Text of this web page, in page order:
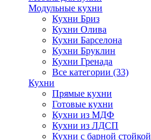
Модульные кухни
Кухни Бриз
Кухни Олива
Кухни Барселона
Кухни Бруклин
Кухни Гренада
Все категории (33)
Кухни
Прямые кухни
Готовые кухни
Кухни из МДФ
Кухни из ЛДСП
Кухни с барной стойкой